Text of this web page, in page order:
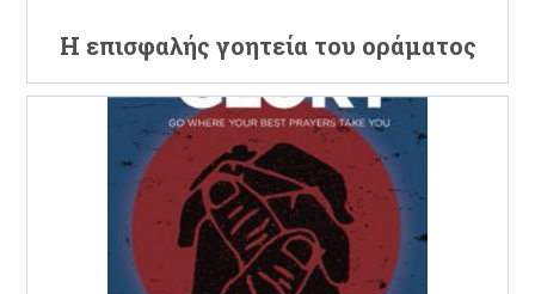
Η επισφαλής γοητεία του οράματος